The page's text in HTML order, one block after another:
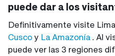
puede dar a los
Definitivamente visite
Cuscoy La Amazonía . Al
puede ver las 3 regiones